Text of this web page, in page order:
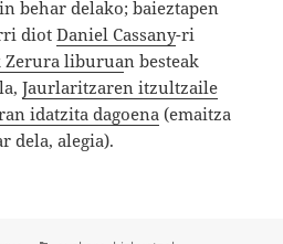
behar delako; baieztapen
diotDaniel Cassany-ri
Zerura liburuan besteak
Jaurlaritzaren itzultzaile
idatzita dagoena (emaitza
dela, alegia).